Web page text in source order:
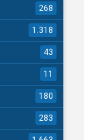
268
1.318
43
11
180
283